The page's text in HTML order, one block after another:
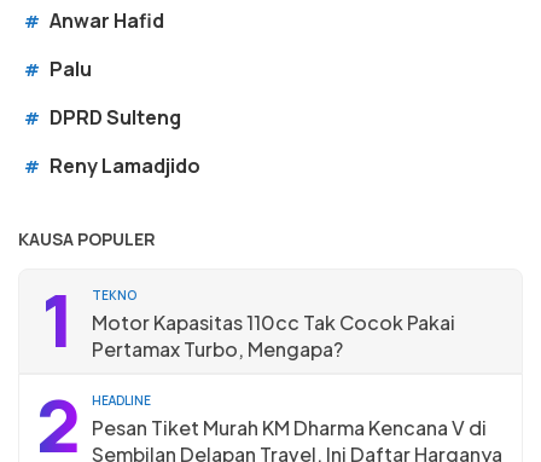
# Anwar Hafid
# Palu
# DPRD Sulteng
# Reny Lamadjido
KAUSA POPULER
1 TEKNO
Motor Kapasitas 110cc Tak Cocok Pakai
Pertamax Turbo, Mengapa?
2 HEADLINE
Pesan Tiket Murah KM Dharma Kencana V di
Sembilan Delapan Travel, Ini Daftar Harganya